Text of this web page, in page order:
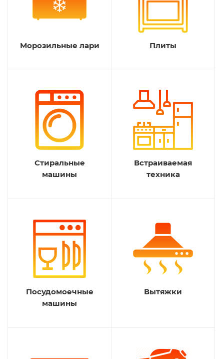
Морозильные лари Плиты
Стиральные
машины
Встраиваемая
техника
Посудомоечные
машины
Вытяжки